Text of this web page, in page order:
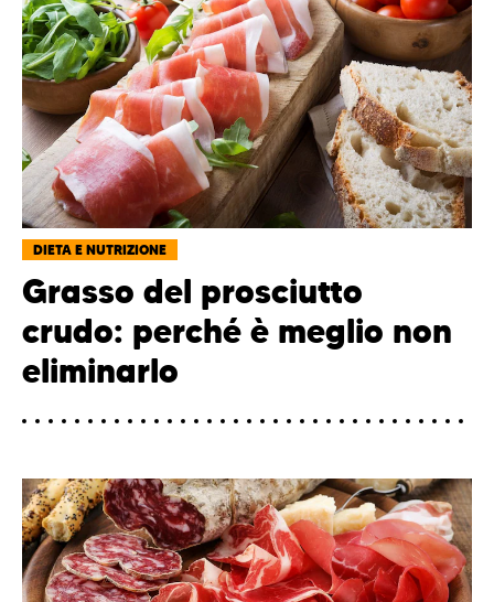
DIETA E NUTRIZIONE
Grasso del prosciutto
crudo: perché è meglio non
eliminarlo